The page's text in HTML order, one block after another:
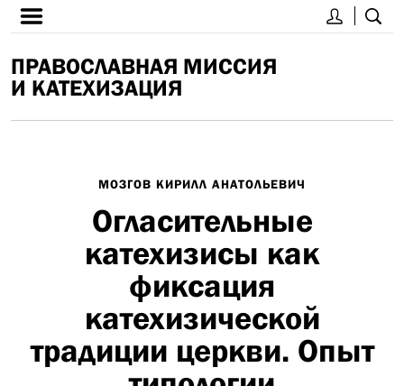
ПРАВОСЛАВНАЯ МИССИЯ
И КАТЕХИЗАЦИЯ
МОЗГОВ КИРИЛЛ АНАТОЛЬЕВИЧ
Огласительные
катехизисы как
фиксация
катехизической
традиции церкви. Опыт